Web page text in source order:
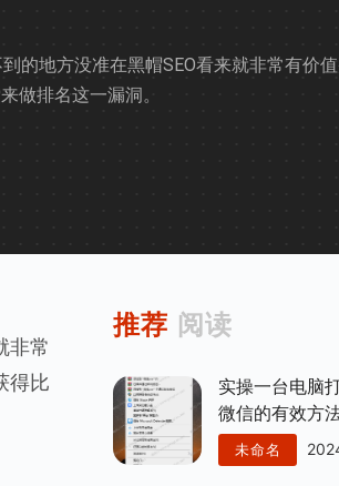
的地方没准在黑帽SEO看来就非常有价
做排名这一漏洞。
非常
得比
推荐 阅读
实操一台电脑
微信的有效方
未命名